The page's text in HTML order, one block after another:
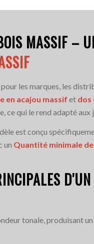
MASSIF –
les marques, les
en acajou massif et dos
ce qui le rend adapté
est conçu
un Quantité minimale
tonale, produisant